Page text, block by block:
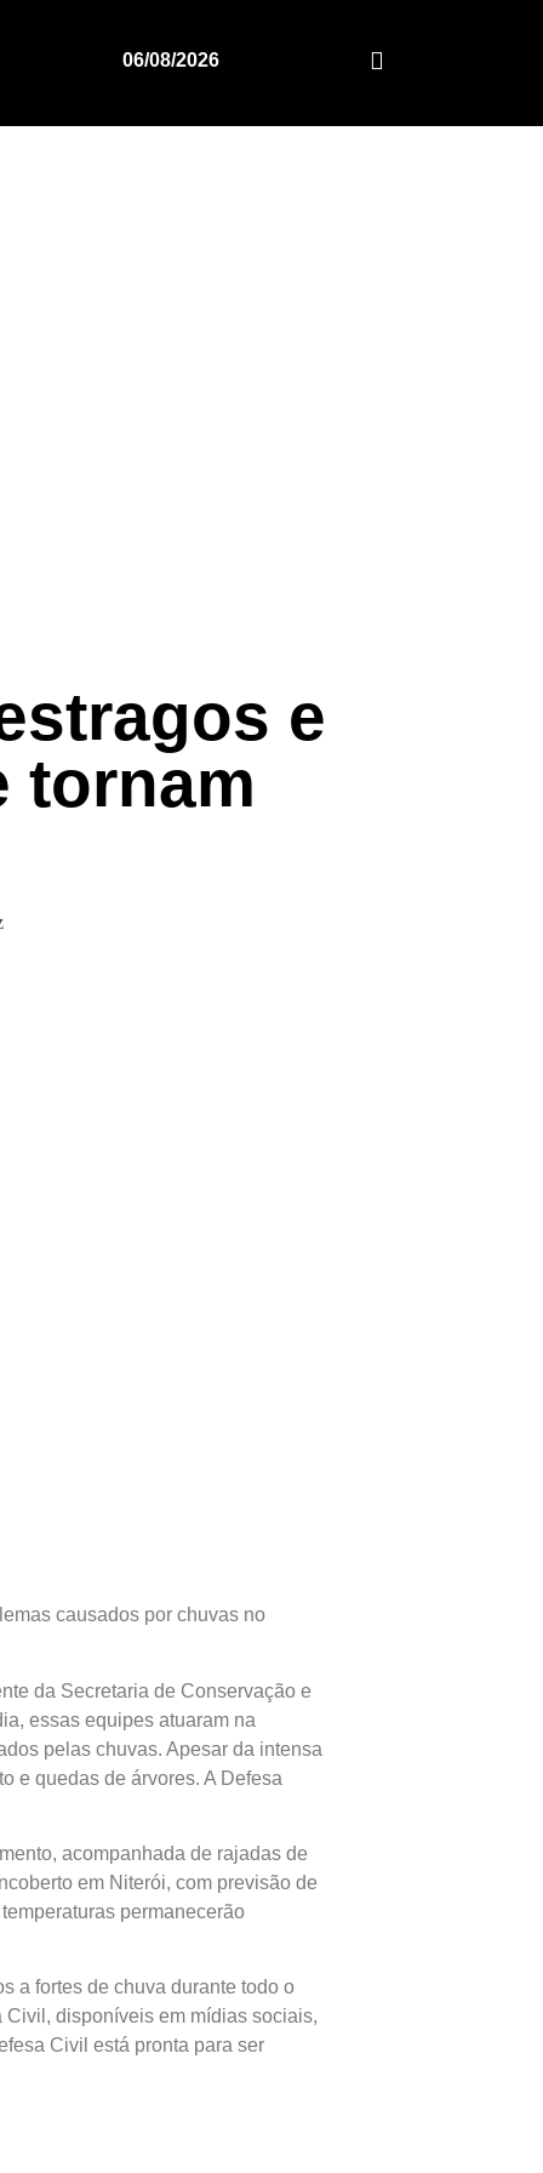
06/08/2026
e
tornam
causados por chuvas no
da Secretaria de Conservação e
essas equipes atuaram na
pelas chuvas. Apesar da intensa
e quedas de árvores. A Defesa
acompanhada de rajadas de
em Niterói, com previsão de
permanecerão
a fortes de chuva durante todo o
disponíveis em mídias sociais,
Civil está pronta para ser